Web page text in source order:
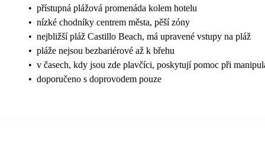
• přístupná plážová promenáda kolem hotelu
• nízké chodníky centrem města, pěší zóny
• nejbližší pláž Castillo Beach, má upravené vstupy na pláž
• pláže nejsou bezbariérové až k břehu
• v časech, kdy jsou zde plavčíci, poskytují pomoc při
• doporučeno s doprovodem pouze